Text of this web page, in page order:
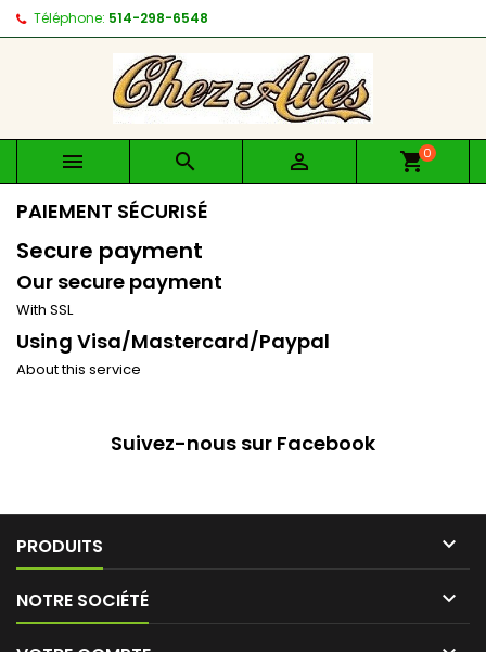
Téléphone: 514-298-6548
   shopping_cart0
PAIEMENT SÉCURISÉ
Secure payment
Our secure payment
With SSL
Using Visa/Mastercard/Paypal
About this service
Suivez-nous sur Facebook
PRODUITS 
NOTRE SOCIÉTÉ 